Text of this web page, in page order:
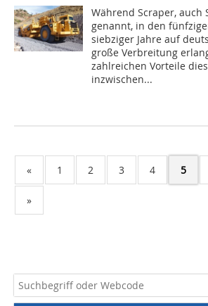
Während Scraper, auch
genannt, in den
siebziger Jahre auf
große Verbreitung
zahlreichen Vorteile
inzwischen...
« 1 2 3 4 5
»